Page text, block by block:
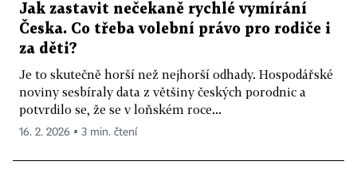
Jak zastavit nečekaně rychlé vymírání
Česka. Co třeba volební právo pro rodiče i
za děti?
Je to skutečně horší než nejhorší odhady. Hospodářské
noviny sesbíraly data z většiny českých porodnic a
potvrdilo se, že se v loňském roce...
16. 2. 2026 ▪ 3 min. čtení